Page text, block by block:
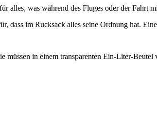
alles, was während des Fluges oder der Fahrt
dass im Rucksack alles seine Ordnung hat.
in einem transparenten Ein-Liter-Beutel